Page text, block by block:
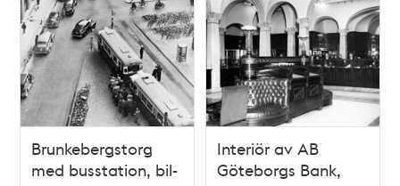
Brunkebergstorg
med busstation, bil-
Interiör av AB
Göteborgs Bank,